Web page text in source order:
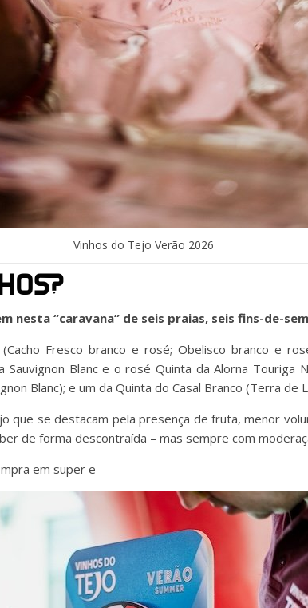
Vinhos do Tejo Verão 2026
nesta “caravana” de seis praias, seis fins-de-
Fresco branco e rosé; Obelisco branco e
Blanc e o rosé Quinta da Alorna Touriga
Blanc); e um da Quinta do Casal Branco (Terra de
que se destacam pela presença de fruta, menor
de forma descontraída – mas sempre com
em super e